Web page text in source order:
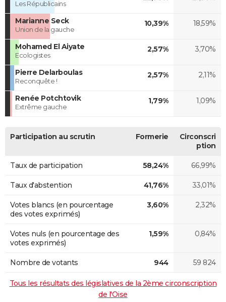
Les Républicains
Marianne Seck
Union de la gauche
10,39% 18,59%
Mohamed El Aiyate
Ecologistes
2,57% 3,70%
Pierre Delarboulas
Reconquête !
2,57% 2,11%
Renée Potchtovik
Extrême gauche
1,79% 1,09%
Participation au scrutin Formerie
Circonscri
ption
Taux de participation 58,24% 66,99%
Taux d'abstention 41,76% 33,01%
Votes blancs (en pourcentage
des votes exprimés)
3,60% 2,32%
Votes nuls (en pourcentage des
votes exprimés)
1,59% 0,84%
Nombre de votants 944 59 824
Tous les résultats des législatives de la 2ème circonscription
de l'Oise